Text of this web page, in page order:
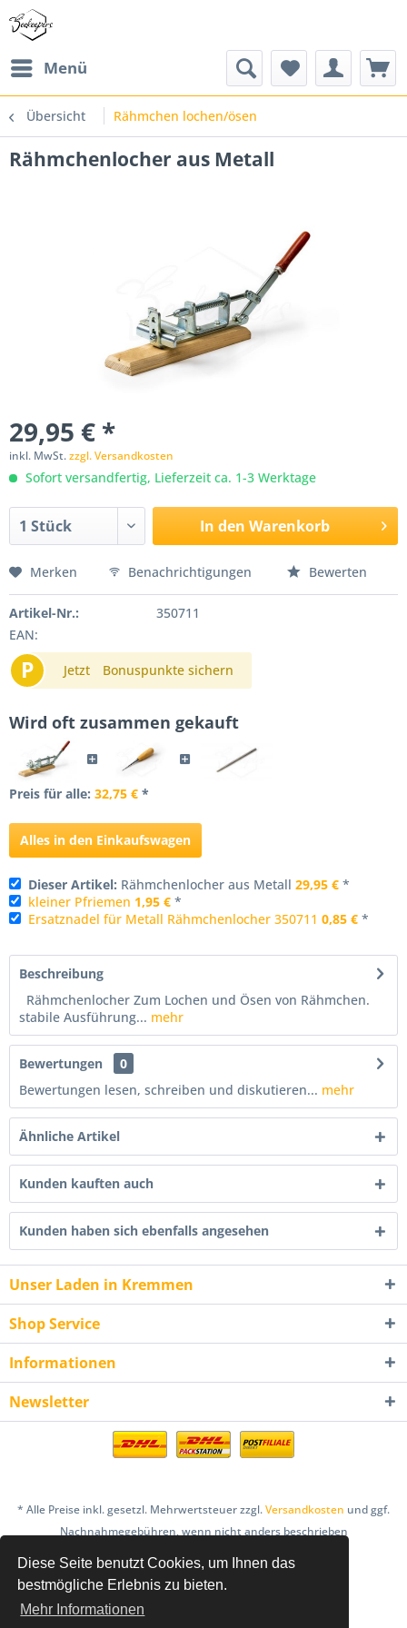
Diese Seite benutzt Cookies, um Ihnen das
bestmögliche Erlebnis zu bieten.
Mehr Informationen
Menü
Übersicht Rähmchen lochen/ösen
Rähmchenlocher aus Metall
29,95 € *
inkl. MwSt.zzgl. Versandkosten
Sofort versandfertig, Lieferzeit ca. 1-3 Werktage
In den Warenkorb
Merken Benachrichtigungen Bewerten
Artikel-Nr.:
350711
EAN:
P Jetzt Bonuspunkte sichern
Wird oft zusammen gekauft
Preis für alle: 32,75 € *
Alles in den Einkaufswagen
Dieser Artikel: Rähmchenlocher aus Metall 29,95 € *
kleiner Pfriemen 1,95 € *
Ersatznadel für Metall Rähmchenlocher 350711 0,85 € *
Beschreibung
Rähmchenlocher Zum Lochen und Ösen von Rähmchen.
stabile Ausführung... mehr
Bewertungen
0
Bewertungen lesen, schreiben und diskutieren... mehr
Ähnliche Artikel
Kunden kauften auch
Kunden haben sich ebenfalls angesehen
Unser Laden in Kremmen
Shop Service
Informationen
Newsletter
* Alle Preise inkl. gesetzl. Mehrwertsteuer zzgl.Versandkosten und ggf.
Nachnahmegebühren, wenn nicht anders beschrieben
AGB Bestellung & Zahlung
Datenschutz